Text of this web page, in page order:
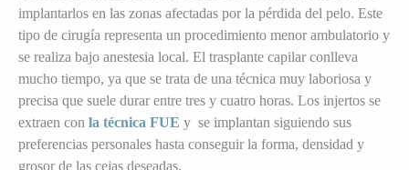
implantarlos en las zonas afectadas por la pérdida del pelo. Este
tipo de cirugía representa un procedimiento menor ambulatorio y
se realiza bajo anestesia local. El trasplante capilar conlleva
mucho tiempo, ya que se trata de una técnica muy laboriosa y
precisa que suele durar entre tres y cuatro horas. Los injertos se
extraen con la técnica FUE y se implantan siguiendo sus
preferencias personales hasta conseguir la forma, densidad y
grosor de las cejas deseadas.